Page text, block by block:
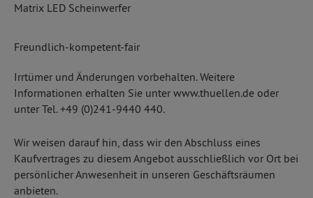
Matrix LED Scheinwerfer
Freundlich-kompetent-fair
Irrtümer und Änderungen vorbehalten. Weitere
Informationen erhalten Sie unter www.thuellen.de oder
unter Tel. +49 (0)241-9440 440.
Wir weisen darauf hin, dass wir den Abschluss eines
Kaufvertrages zu diesem Angebot ausschließlich vor Ort bei
persönlicher Anwesenheit in unseren Geschäftsräumen
anbieten.